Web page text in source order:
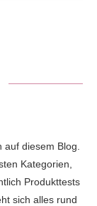
diesem Blog.
Kategorien,
Produkttests
sich alles rund